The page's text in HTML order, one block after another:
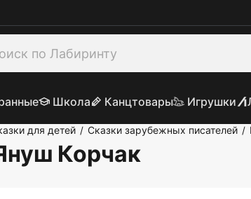
Школа Канцтовары Игрушки
для детей / Сказки зарубежных писателей /
Корчак